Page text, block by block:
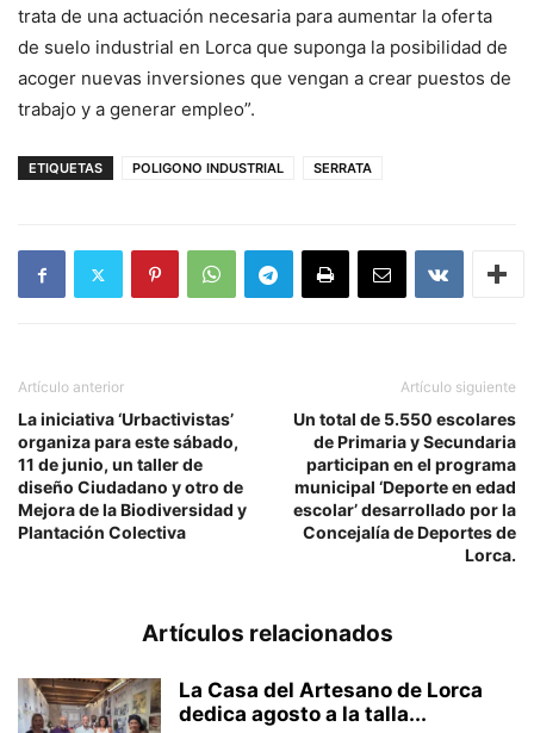
trata de una actuación necesaria para aumentar la oferta
de suelo industrial en Lorca que suponga la posibilidad de
acoger nuevas inversiones que vengan a crear puestos de
trabajo y a generar empleo”.
ETIQUETAS POLIGONO INDUSTRIAL SERRATA
Artículo anterior
La iniciativa ‘Urbactivistas’
organiza para este sábado,
11 de junio, un taller de
diseño Ciudadano y otro de
Mejora de la Biodiversidad y
Plantación Colectiva
Artículo siguiente
Un total de 5.550 escolares
de Primaria y Secundaria
participan en el programa
municipal ‘Deporte en edad
escolar’ desarrollado por la
Concejalía de Deportes de
Lorca.
Artículos relacionados
La Casa del Artesano de Lorca
dedica agosto a la talla...